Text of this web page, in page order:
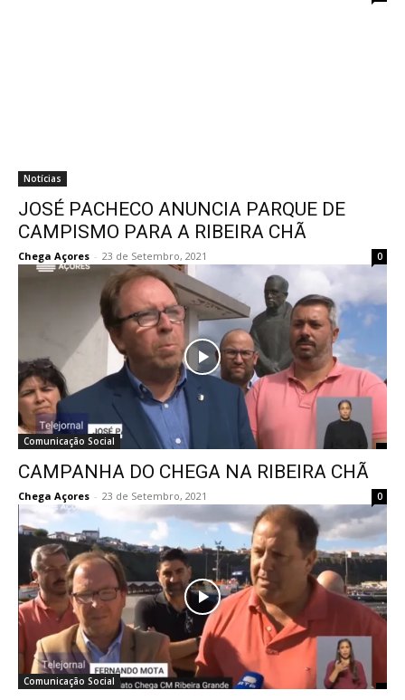
Notícias
JOSÉ PACHECO ANUNCIA PARQUE DE
CAMPISMO PARA A RIBEIRA CHÃ
Chega Açores - 23 de Setembro, 2021 0
Comunicação Social
CAMPANHA DO CHEGA NA RIBEIRA CHÃ
Chega Açores - 23 de Setembro, 2021 0
Comunicação Social